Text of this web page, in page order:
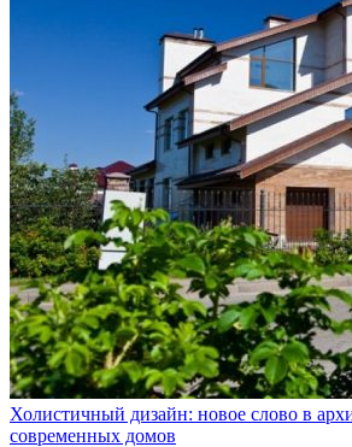
Холистичный дизайн: новое слово в
современных домов